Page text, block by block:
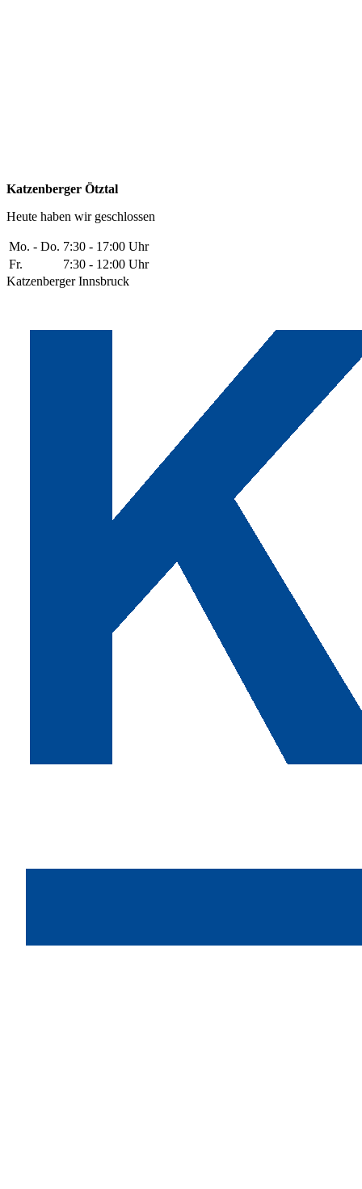
Katzenberger Ötztal
Heute haben wir geschlossen
Mo. - Do. 7:30 - 17:00 Uhr
Fr.
7:30 - 12:00 Uhr
Katzenberger Innsbruck